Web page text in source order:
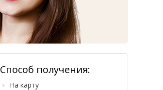
Способ получения:
На карту